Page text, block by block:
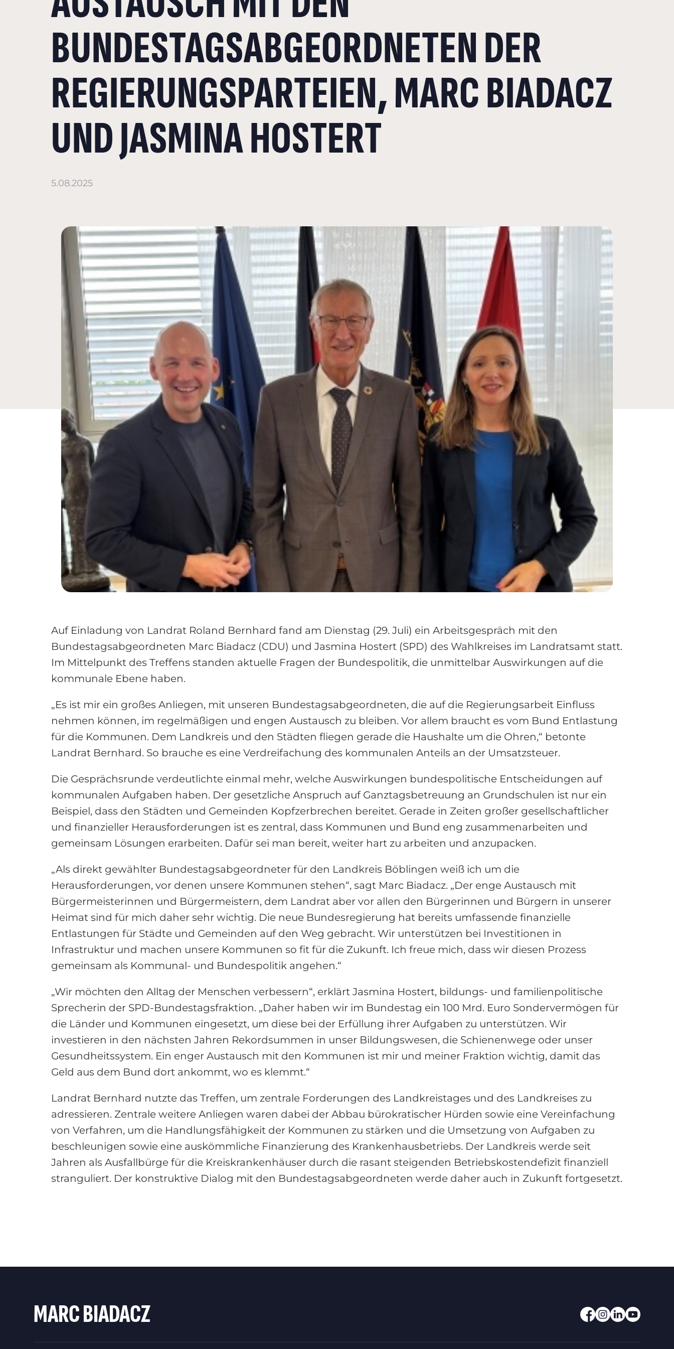
BUNDESTAGSABGEORDNETEN DER
REGIERUNGSPARTEIEN, MARC BIADACZ
UND JASMINA HOSTERT
5.08.2025
Auf Einladung von Landrat Roland Bernhard fand am Dienstag (29. Juli) ein Arbeitsgespräch mit den
Bundestagsabgeordneten Marc Biadacz (CDU) und Jasmina Hostert (SPD) des Wahlkreises im Landratsamt statt.
Im Mittelpunkt des Treffens standen aktuelle Fragen der Bundespolitik, die unmittelbar Auswirkungen auf die
kommunale Ebene haben.
„Es ist mir ein großes Anliegen, mit unseren Bundestagsabgeordneten, die auf die Regierungsarbeit Einfluss
nehmen können, im regelmäßigen und engen Austausch zu bleiben. Vor allem braucht es vom Bund Entlastung
für die Kommunen. Dem Landkreis und den Städten fliegen gerade die Haushalte um die Ohren,“ betonte
Landrat Bernhard. So brauche es eine Verdreifachung des kommunalen Anteils an der Umsatzsteuer.
Die Gesprächsrunde verdeutlichte einmal mehr, welche Auswirkungen bundespolitische Entscheidungen auf
kommunalen Aufgaben haben. Der gesetzliche Anspruch auf Ganztagsbetreuung an Grundschulen ist nur ein
Beispiel, dass den Städten und Gemeinden Kopfzerbrechen bereitet. Gerade in Zeiten großer gesellschaftlicher
und finanzieller Herausforderungen ist es zentral, dass Kommunen und Bund eng zusammenarbeiten und
gemeinsam Lösungen erarbeiten. Dafür sei man bereit, weiter hart zu arbeiten und anzupacken.
„Als direkt gewählter Bundestagsabgeordneter für den Landkreis Böblingen weiß ich um die
Herausforderungen, vor denen unsere Kommunen stehen“, sagt Marc Biadacz. „Der enge Austausch mit
Bürgermeisterinnen und Bürgermeistern, dem Landrat aber vor allen den Bürgerinnen und Bürgern in unserer
Heimat sind für mich daher sehr wichtig. Die neue Bundesregierung hat bereits umfassende finanzielle
Entlastungen für Städte und Gemeinden auf den Weg gebracht. Wir unterstützen bei Investitionen in
Infrastruktur und machen unsere Kommunen so fit für die Zukunft. Ich freue mich, dass wir diesen Prozess
gemeinsam als Kommunal- und Bundespolitik angehen.“
„Wir möchten den Alltag der Menschen verbessern“, erklärt Jasmina Hostert, bildungs- und familienpolitische
Sprecherin der SPD-Bundestagsfraktion. „Daher haben wir im Bundestag ein 100 Mrd. Euro Sondervermögen für
die Länder und Kommunen eingesetzt, um diese bei der Erfüllung ihrer Aufgaben zu unterstützen. Wir
investieren in den nächsten Jahren Rekordsummen in unser Bildungswesen, die Schienenwege oder unser
Gesundheitssystem. Ein enger Austausch mit den Kommunen ist mir und meiner Fraktion wichtig, damit das
Geld aus dem Bund dort ankommt, wo es klemmt.“
Landrat Bernhard nutzte das Treffen, um zentrale Forderungen des Landkreistages und des Landkreises zu
adressieren. Zentrale weitere Anliegen waren dabei der Abbau bürokratischer Hürden sowie eine Vereinfachung
von Verfahren, um die Handlungsfähigkeit der Kommunen zu stärken und die Umsetzung von Aufgaben zu
beschleunigen sowie eine auskömmliche Finanzierung des Krankenhausbetriebs. Der Landkreis werde seit
Jahren als Ausfallbürge für die Kreiskrankenhäuser durch die rasant steigenden Betriebskostendefizit finanziell
stranguliert. Der konstruktive Dialog mit den Bundestagsabgeordneten werde daher auch in Zukunft fortgesetzt.
MARC BIADACZ